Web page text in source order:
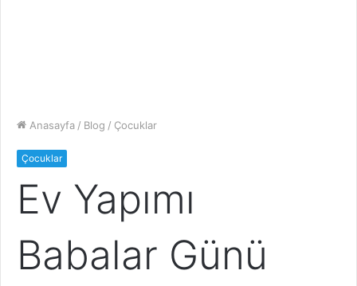
Anasayfa / Blog / Çocuklar
Çocuklar
Ev Yapımı
Babalar Günü